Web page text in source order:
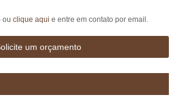
ou clique aqui e entre em contato por email.
um orçamento